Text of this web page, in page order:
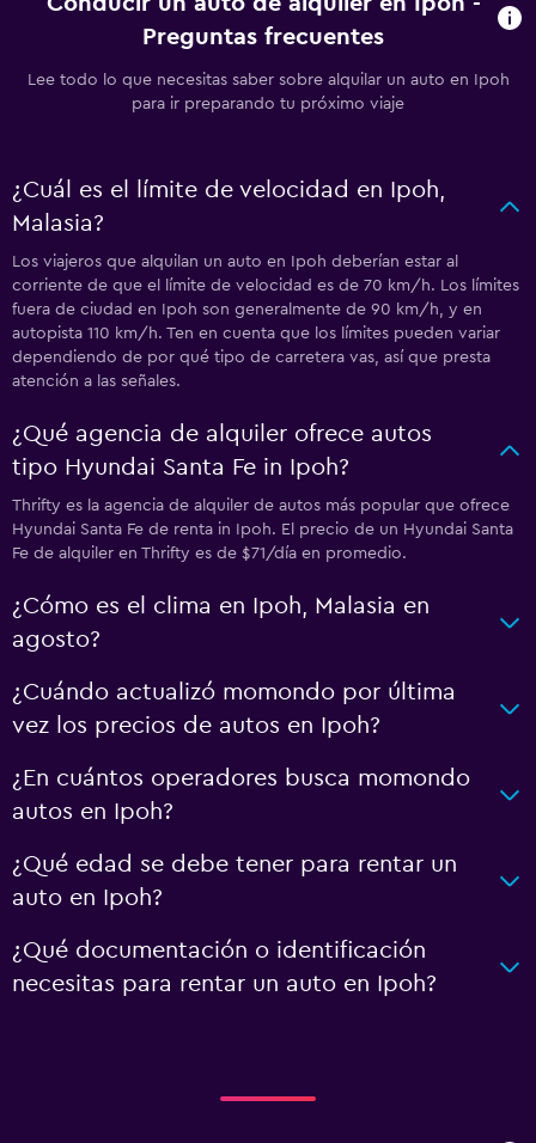
Preguntas frecuentes
Lee todo lo que necesitas saber sobre alquilar un auto en Ipoh
para ir preparando tu próximo viaje
¿Cuál es el límite de velocidad en Ipoh,
Malasia?
Los viajeros que alquilan un auto en Ipoh deberían estar al
corriente de que el límite de velocidad es de 70 km/h. Los límites
fuera de ciudad en Ipoh son generalmente de 90 km/h, y en
autopista 110 km/h. Ten en cuenta que los límites pueden variar
dependiendo de por qué tipo de carretera vas, así que presta
atención a las señales.
¿Qué agencia de alquiler ofrece autos
tipo Hyundai Santa Fe in Ipoh?
Thrifty es la agencia de alquiler de autos más popular que ofrece
Hyundai Santa Fe de renta in Ipoh. El precio de un Hyundai Santa
Fe de alquiler en Thrifty es de $71/día en promedio.
¿Cómo es el clima en Ipoh, Malasia en
agosto?
¿Cuándo actualizó momondo por última
vez los precios de autos en Ipoh?
¿En cuántos operadores busca momondo
autos en Ipoh?
¿Qué edad se debe tener para rentar un
auto en Ipoh?
¿Qué documentación o identificación
necesitas para rentar un auto en Ipoh?